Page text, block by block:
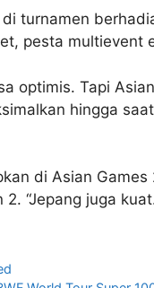
turnamen
pesta
optimis. Tapi
hingga
di Asian
“Jepang juga